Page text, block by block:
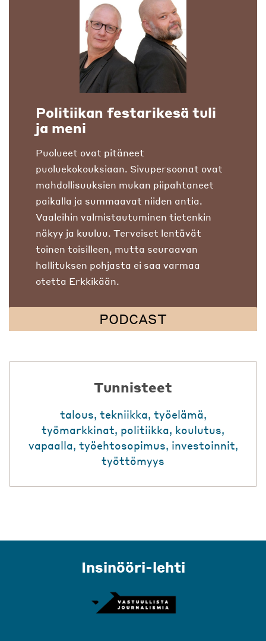
Politiikan festarikesä tuli
ja meni
Puolueet ovat pitäneet
puoluekokouksiaan. Sivupersoonat ovat
mahdollisuuksien mukan piipahtaneet
paikalla ja summaavat niiden antia.
Vaaleihin valmistautuminen tietenkin
näkyy ja kuuluu. Terveiset lentävät
toinen toisilleen, mutta seuraavan
hallituksen pohjasta ei saa varmaa
otetta Erkkikään.
PODCAST
Tunnisteet
talous, tekniikka, työelämä,
työmarkkinat, politiikka, koulutus,
vapaalla, työehtosopimus, investoinnit,
työttömyys
Insinööri-lehti